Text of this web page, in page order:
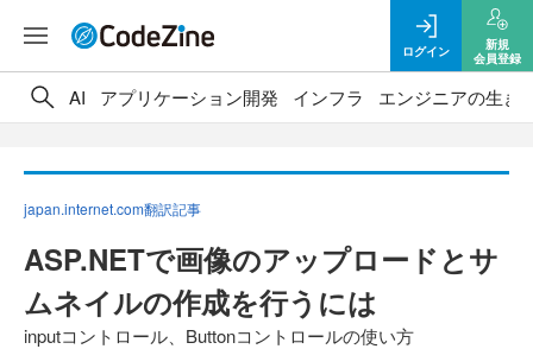
ログイン
新規
会員登録
AI アプリケーション開発 インフラ エンジニアの生き
japan.internet.com翻訳記事
ASP.NETで画像のアップロードとサ
ムネイルの作成を行うには
inputコントロール、Buttonコントロールの使い方